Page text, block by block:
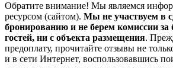
Обратите внимание! Мы являемся
ресурсом (сайтом). Мы не участвуем в
бронированию и не берем комиссии за
гостей, ни с объекта размещения.
предоплату, прочитайте отзывы не
и в сети Интернет, воспользовавшись